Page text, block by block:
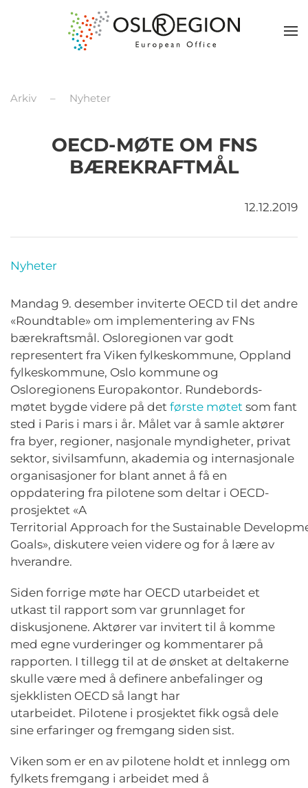
Arkiv Nyheter
OECD-MØTE OM FNS
BÆREKRAFTMÅL
12.12.2019
Nyheter
Mandag 9. desember inviterte OECD til det andre
«Roundtable» om implementering av FNs
bærekraftsmål. Osloregionen var godt
representert fra Viken fylkeskommune, Oppland
fylkeskommune, Oslo kommune og
Osloregionens Europakontor. Rundebords-
møtet bygde videre på det første møtet som fant
sted i Paris i mars i år. Målet var å samle aktører
fra byer, regioner, nasjonale myndigheter, privat
sektor, sivilsamfunn, akademia og internasjonale
organisasjoner for blant annet å få en
oppdatering fra pilotene som deltar i OECD-
prosjektet «A
Territorial Approach for the Sustainable
Goals», diskutere veien videre og for å lære av
hverandre.
Siden forrige møte har OECD utarbeidet et
utkast til rapport som var grunnlaget for
diskusjonene. Aktører var invitert til å komme
med egne vurderinger og kommentarer på
rapporten. I tillegg til at de ønsket at deltakerne
skulle være med å definere anbefalinger og
sjekklisten OECD så langt har
utarbeidet. Pilotene i prosjektet fikk også dele
sine erfaringer og fremgang siden sist.
Viken som er en av pilotene holdt et innlegg om
fylkets fremgang i arbeidet med å